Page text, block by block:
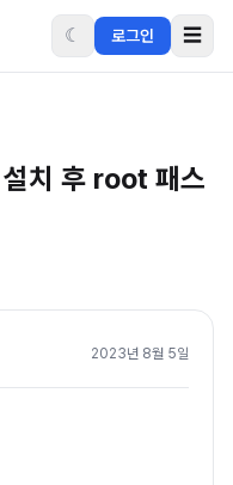
☾ 로그인 ☰
치 후 root 패스
2023년 8월 5일